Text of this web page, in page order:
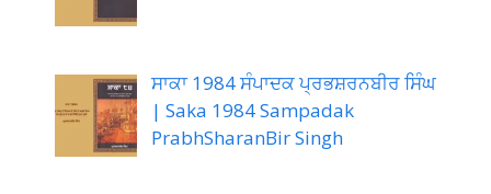
ਸਾਕਾ 1984 ਸੰਪਾਦਕ ਪ੍ਰਭਸ਼ਰਨਬੀਰ ਸਿੰਘ
| Saka 1984 Sampadak
PrabhSharanBir Singh